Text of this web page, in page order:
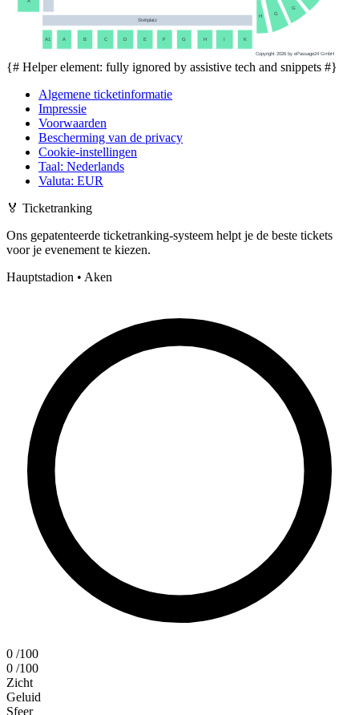
G
G
H
Stehplatz
K
I
H
G
F
E
D
C
B
A
A1
Copyright 2026 by ePassage24 GmbH
{# Helper element: fully ignored by assistive tech and snippets #}
Algemene ticketinformatie
Impressie
Voorwaarden
Bescherming van de privacy
Cookie-instellingen
Taal: Nederlands
Valuta: EUR
🏅 Ticketranking
Ons gepatenteerde ticketranking-systeem helpt je de beste tickets
voor je evenement te kiezen.
Hauptstadion • Aken
0 /100
0 /100
Zicht
Geluid
Sfeer